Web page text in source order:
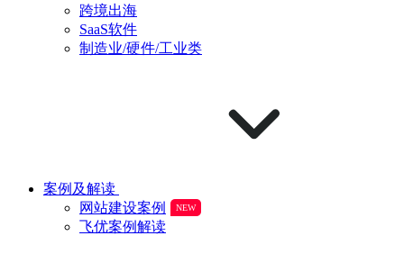
跨境出海
SaaS软件
制造业/硬件/工业类
案例及解读
网站建设案例
NEW
飞优案例解读